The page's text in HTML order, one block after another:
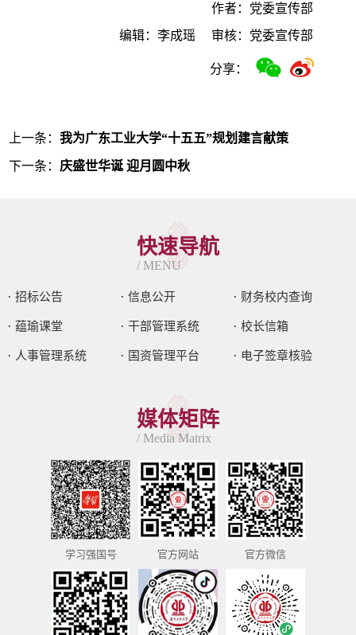
作者：党委宣传部
审核：党委宣传部
编辑：李成瑶
分享：
上一条：我为广东工业大学“十五五”规划建言献策
下一条： 庆盛世华诞 迎月圆中秋
快速导航
/ MENU
招标公告 信息公开 财务校内查询
蕴瑜课堂 干部管理系统 校长信箱
人事管理系统 国资管理平台 电子签章核验
媒体矩阵
/ Media Matrix
学习强国号 官方网站 官方微信